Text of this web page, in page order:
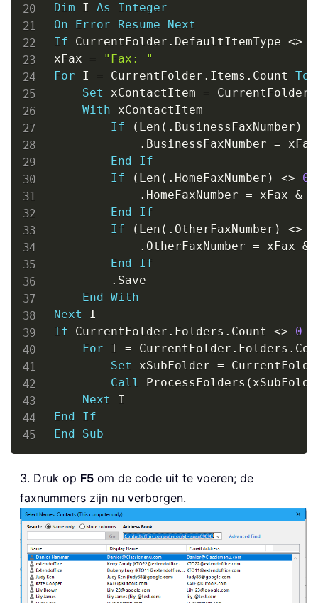
Dim I As
Integer
On
Error Resume
Next
If CurrentFolder . DefaultItemType <>
xFax =
"Fax: "
For I = CurrentFolder . Items . Count To
Set xContactItem = CurrentFolder
With xContactItem
If
( Len ( . BusinessFaxNumber )
. BusinessFaxNumber =
End
If
If
( Len ( . HomeFaxNumber ) <> 0
. HomeFaxNumber = xFax &
End
If
If
( Len ( . OtherFaxNumber ) <>
. OtherFaxNumber = xFax &
End
If
. Save
End
With
Next
If CurrentFolder . Folders . Count <> 0
For I = CurrentFolder . Folders .
Set xSubFolder =
Call ProcessFolders (
Next
End
If
End
Sub
3. Druk op F5 om de code uit te voeren; de
faxnummers zijn nu verborgen.